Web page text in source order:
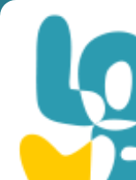
You are here:Home»
» MILITZIS